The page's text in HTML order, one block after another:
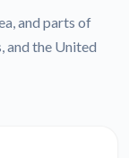
and parts of
and the United